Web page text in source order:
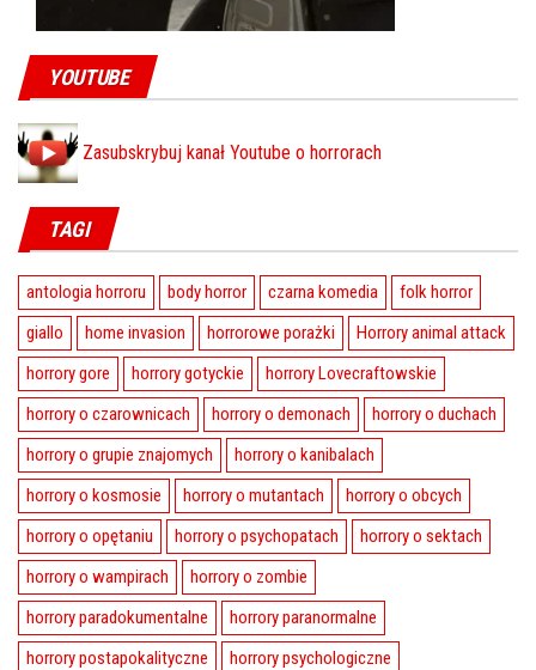
YOUTUBE
Zasubskrybuj kanał Youtube o horrorach
TAGI
antologia horroru body horror czarna komedia
folk horror
giallo
home invasion horrorowe porażki
Horrory animal attack
horrory gore
horrory gotyckie
horrory Lovecraftowskie
horrory o czarownicach
horrory o demonach
horrory o duchach
horrory o grupie znajomych
horrory o kanibalach
horrory o kosmosie
horrory o mutantach
horrory o obcych
horrory o opętaniu
horrory o psychopatach
horrory o sektach
horrory o wampirach
horrory o zombie
horrory paradokumentalne
horrory paranormalne
horrory postapokalityczne
horrory psychologiczne